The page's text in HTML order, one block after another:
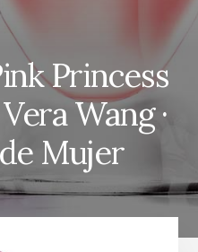
Princess
Wang ·
Mujer